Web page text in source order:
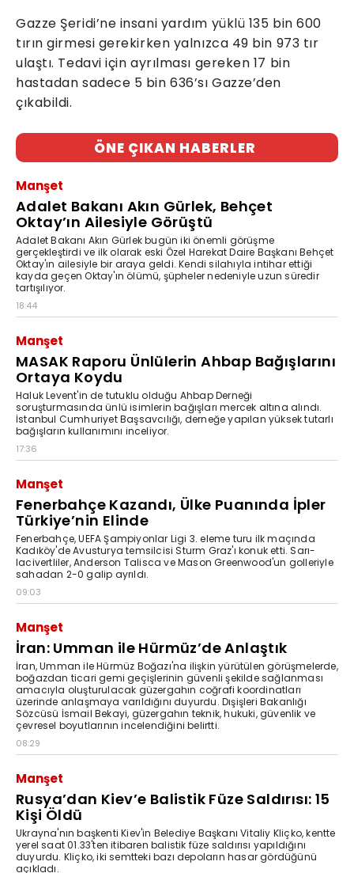
Gazze Şeridi’ne insani yardım yüklü 135 bin 600
tırın girmesi gerekirken yalnızca 49 bin 973 tır
ulaştı. Tedavi için ayrılması gereken 17 bin
hastadan sadece 5 bin 636’sı Gazze’den
çıkabildi.
ÖNE ÇIKAN HABERLER
Manşet
Adalet Bakanı Akın Gürlek, Behçet
Oktay’ın Ailesiyle Görüştü
Adalet Bakanı Akın Gürlek bugün iki önemli görüşme
gerçekleştirdi ve ilk olarak eski Özel Harekat Daire Başkanı Behçet
Oktay'ın ailesiyle bir araya geldi. Kendi silahıyla intihar ettiği
kayda geçen Oktay'ın ölümü, şüpheler nedeniyle uzun süredir
tartışılıyor.
18:44
Manşet
MASAK Raporu Ünlülerin Ahbap Bağışlarını
Ortaya Koydu
Haluk Levent'in de tutuklu olduğu Ahbap Derneği
soruşturmasında ünlü isimlerin bağışları mercek altına alındı.
İstanbul Cumhuriyet Başsavcılığı, derneğe yapılan yüksek tutarlı
bağışların kullanımını inceliyor.
17:36
Manşet
Fenerbahçe Kazandı, Ülke Puanında İpler
Türkiye’nin Elinde
Fenerbahçe, UEFA Şampiyonlar Ligi 3. eleme turu ilk maçında
Kadıköy'de Avusturya temsilcisi Sturm Graz'ı konuk etti. Sarı-
lacivertliler, Anderson Talisca ve Mason Greenwood'un golleriyle
sahadan 2-0 galip ayrıldı.
09:03
Manşet
İran: Umman ile Hürmüz’de Anlaştık
İran, Umman ile Hürmüz Boğazı'na ilişkin yürütülen görüşmelerde,
boğazdan ticari gemi geçişlerinin güvenli şekilde sağlanması
amacıyla oluşturulacak güzergahın coğrafi koordinatları
üzerinde anlaşmaya varıldığını duyurdu. Dışişleri Bakanlığı
Sözcüsü İsmail Bekayi, güzergahın teknik, hukuki, güvenlik ve
çevresel boyutlarının incelendiğini belirtti.
08:29
Manşet
Rusya’dan Kiev’e Balistik Füze Saldırısı: 15
Kişi Öldü
Ukrayna'nın başkenti Kiev'in Belediye Başkanı Vitaliy Kliçko, kentte
yerel saat 01.33'ten itibaren balistik füze saldırısı yapıldığını
duyurdu. Kliçko, iki semtteki bazı depoların hasar gördüğünü
açıkladı.